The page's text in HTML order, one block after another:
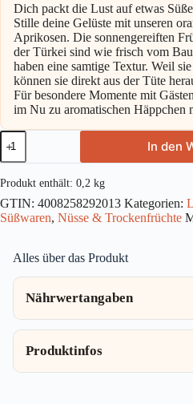
Dich packt die Lust auf etwas
Stille deine Gelüste mit unseren
Aprikosen. Die sonnengereiften
der Türkei sind wie frisch vom
haben eine samtige Textur. Weil
können sie direkt aus der Tüte
Für besondere Momente mit
im Nu zu aromatischen Häppchen
Seeberger
Soft
Aprikosen
200g
Menge
In den
Produkt enthält: 0,2 kg
GTIN: 4008258292013 Kategorien:
Süßwaren, Nüsse & Trockenfrüchte
Alles über das Produkt
Nährwertangaben
Produktinfos